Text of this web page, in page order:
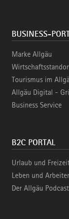
BUSINESS-
Marke Allgäu
Tourismus im
Allgäu Digital -
Business Service
B2C PORTAL
Urlaub und
Leben und
Der Allgäu Podcast